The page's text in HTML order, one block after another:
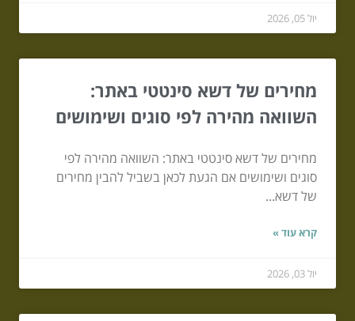
יול 05, 2026
מחירים של דשא סינטטי באתר:
השוואה מהירה לפי סוגים ושימושים
מחירים של דשא סינטטי באתר: השוואה מהירה לפי
סוגים ושימושים אם הגעת לכאן בשביל להבין מחירים
של דשא...
קרא עוד »
יול 03, 2026